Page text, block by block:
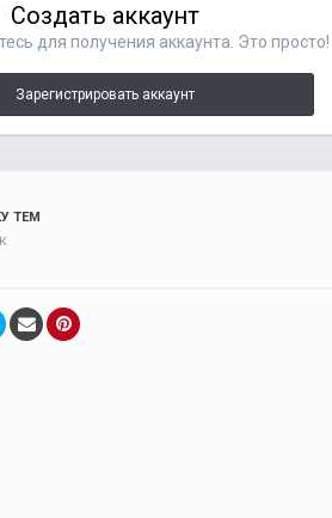
Создать аккаунт
для получения аккаунта. Это просто!
Зарегистрировать аккаунт
ТЕМ